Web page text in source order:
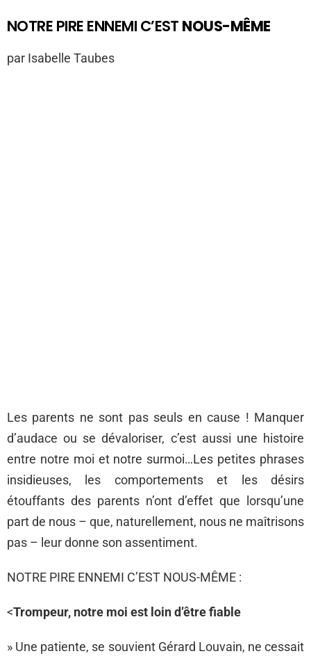
NOTRE PIRE ENNEMI C’EST NOUS-MÊME
par Isabelle Taubes
Les parents ne sont pas seuls en cause ! Manquer
d’audace ou se dévaloriser, c’est aussi une histoire
entre notre moi et notre surmoi…Les petites phrases
insidieuses, les comportements et les désirs
étouffants des parents n’ont d’effet que lorsqu’une
part de nous – que, naturellement, nous ne maîtrisons
pas – leur donne son assentiment.
NOTRE PIRE ENNEMI C’EST NOUS-MÊME :
<Trompeur, notre moi est loin d’être fiable
» Une patiente, se souvient Gérard Louvain, ne cessait